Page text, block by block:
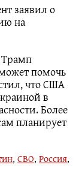
заявил о
на
Трамп
помочь
что США
в
Более
планирует
, СВО, Россия,